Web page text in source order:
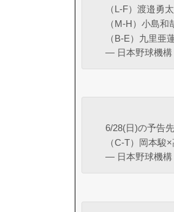
（L-F）渡邉勇
（M-H）小島和
（B-E）九里亜
— 日本野球機構
6/28(日)の予告
（C-T）岡本駿
— 日本野球機構